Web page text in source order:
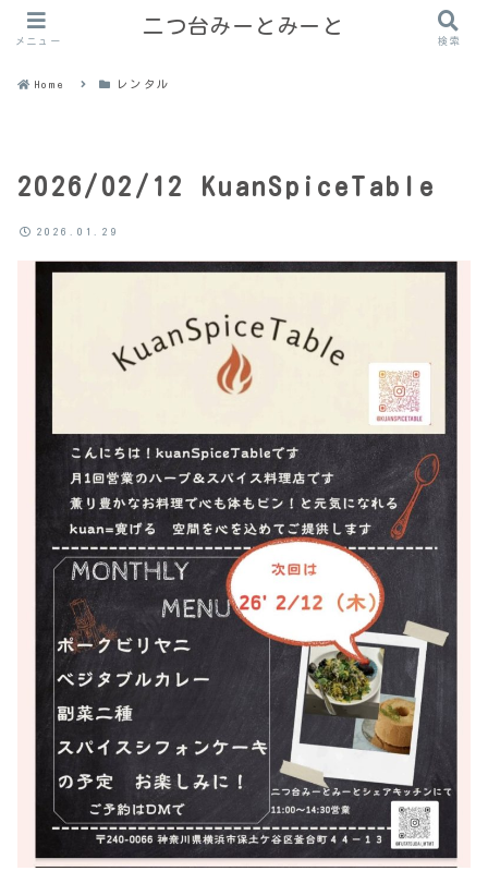
Home レンタル
2026/02/12 KuanSpiceTable
2026.01.29
メニュー
二つ台みーとみーと
検索